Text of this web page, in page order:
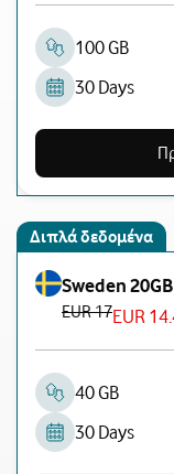
100 GB
30 Days
Διπλά δεδομένα
Sweden
EUR 17EUR
40 GB
30 Days